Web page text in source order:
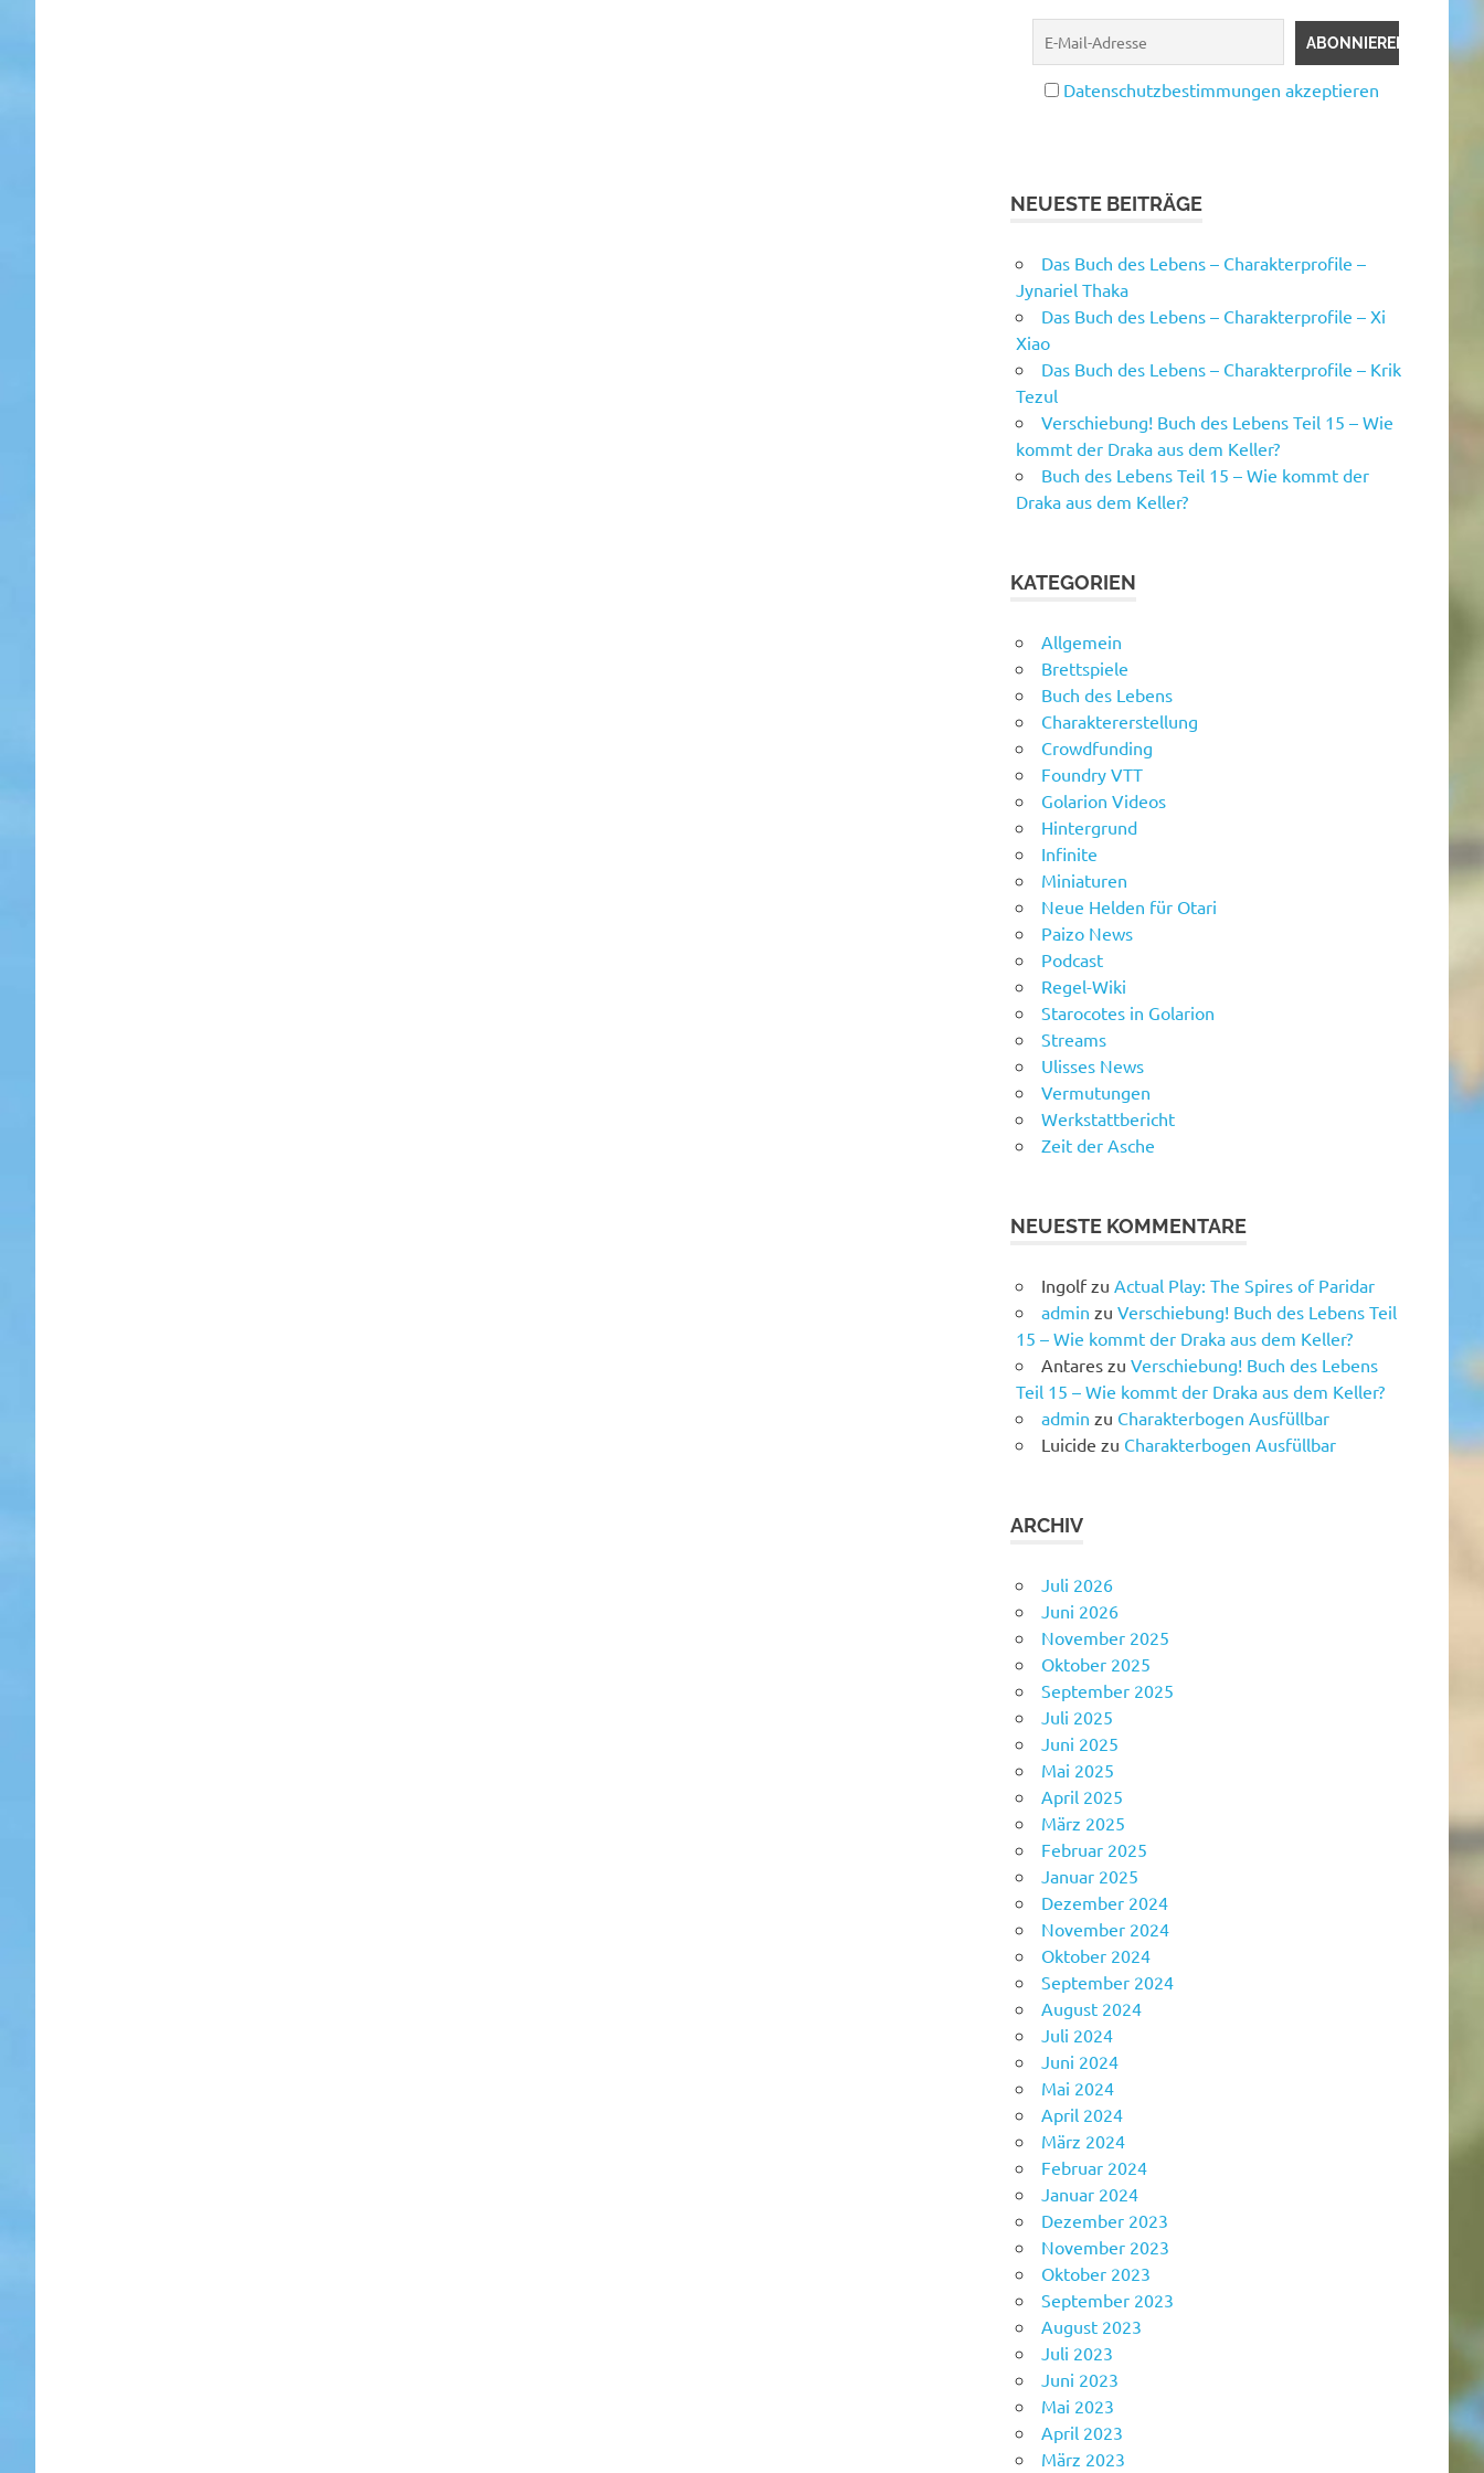
Datenschutzbestimmungen akzeptieren
NEUESTE BEITRÄGE
Das Buch des Lebens – Charakterprofile –
Jynariel Thaka
Das Buch des Lebens – Charakterprofile – Xi
Xiao
Das Buch des Lebens – Charakterprofile – Krik
Tezul
Verschiebung! Buch des Lebens Teil 15 – Wie
kommt der Draka aus dem Keller?
Buch des Lebens Teil 15 – Wie kommt der
Draka aus dem Keller?
KATEGORIEN
Allgemein
Brettspiele
Buch des Lebens
Charaktererstellung
Crowdfunding
Foundry VTT
Golarion Videos
Hintergrund
Infinite
Miniaturen
Neue Helden für Otari
Paizo News
Podcast
Regel-Wiki
Starocotes in Golarion
Streams
Ulisses News
Vermutungen
Werkstattbericht
Zeit der Asche
NEUESTE KOMMENTARE
Ingolfzu Actual Play: The Spires of Paridar
admin zu Verschiebung! Buch des Lebens Teil
15 – Wie kommt der Draka aus dem Keller?
Antares zu Verschiebung! Buch des Lebens
Teil 15 – Wie kommt der Draka aus dem Keller?
admin zu Charakterbogen Ausfüllbar
Luicide zu Charakterbogen Ausfüllbar
ARCHIV
Juli 2026
Juni 2026
November 2025
Oktober 2025
September 2025
Juli 2025
Juni 2025
Mai 2025
April 2025
März 2025
Februar 2025
Januar 2025
Dezember 2024
November 2024
Oktober 2024
September 2024
August 2024
Juli 2024
Juni 2024
Mai 2024
April 2024
März 2024
Februar 2024
Januar 2024
Dezember 2023
November 2023
Oktober 2023
September 2023
August 2023
Juli 2023
Juni 2023
Mai 2023
April 2023
März 2023